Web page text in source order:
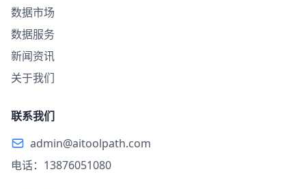
数据市场
数据服务
新闻资讯
关于我们
联系我们
admin@aitoolpath.com
电话：13876051080